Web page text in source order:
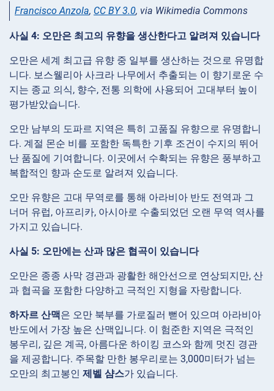
Francisco Anzola, CC BY 3.0, via Wikimedia Commons
사실 4: 오만은 최고의 유향을 생산한다고 알려져 있습니다
오만은 세계 최고급 유향 중 일부를 생산하는 것으로 유명합
니다. 보스웰리아 사크라 나무에서 추출되는 이 향기로운 수
지는 종교 의식, 향수, 전통 의학에 사용되어 고대부터 높이
평가받았습니다.
오만 남부의 도파르 지역은 특히 고품질 유향으로 유명합니
다. 계절 몬순 비를 포함한 독특한 기후 조건이 수지의 뛰어
난 품질에 기여합니다. 이곳에서 수확되는 유향은 풍부하고
복합적인 향과 순도로 알려져 있습니다.
오만 유향은 고대 무역로를 통해 아라비아 반도 전역과 그
너머 유럽, 아프리카, 아시아로 수출되었던 오랜 무역 역사를
가지고 있습니다.
사실 5: 오만에는 산과 많은 협곡이 있습니다
오만은 종종 사막 경관과 광활한 해안선으로 연상되지만, 산
과 협곡을 포함한 다양하고 극적인 지형을 자랑합니다.
하자르 산맥은 오만 북부를 가로질러 뻗어 있으며 아라비아
반도에서 가장 높은 산맥입니다. 이 험준한 지역은 극적인
봉우리, 깊은 계곡, 아름다운 하이킹 코스와 함께 멋진 경관
을 제공합니다. 주목할 만한 봉우리로는 3,000미터가 넘는
오만의 최고봉인 제벨 샴스가 있습니다.